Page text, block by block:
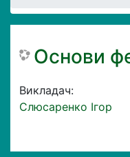
Основи
Викладач:
Слюсаренко Ігор